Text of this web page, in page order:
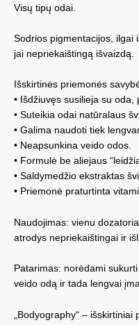
Visų tipų odai.
Sodrios pigmentacijos, ilgai
jai nepriekaištingą išvaizdą.
Išskirtinės priemonės
• Išdžiuvęs susilieja su
• Suteikia odai natūralaus
• Galima naudoti tiek
• Neapsunkina veido odos.
• Formulė be aliejaus
• Saldymedžio ekstraktas
• Priemonė praturtinta
Naudojimas: vienu
atrodys nepriekaištingai ir
Patarimas: norėdami
veido odą ir tada lengvai
„Bodyography“ –